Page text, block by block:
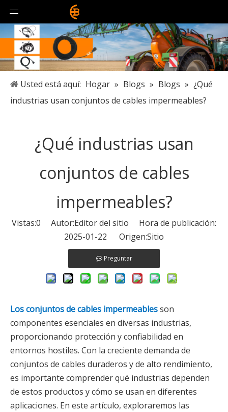
Usted está aquí: Hogar » Blogs » Blogs » ¿Qué
industrias usan conjuntos de cables impermeables?
¿Qué industrias usan
conjuntos de cables
impermeables?
Vistas:0 Autor:Editor del sitio Hora de publicación:
2025-01-22 Origen:Sitio
Preguntar
Los conjuntos de cables impermeablesson
componentes esenciales en diversas industrias,
proporcionando protección y confiabilidad en
entornos hostiles. Con la creciente demanda de
conjuntos de cables duraderos y de alto rendimiento,
es importante comprender qué industrias dependen
de estos productos y cómo se usan en diferentes
aplicaciones. En este artículo, exploraremos las